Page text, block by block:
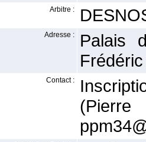
Arbitre :
Adresse :
Palais
Contact :
(Pierre